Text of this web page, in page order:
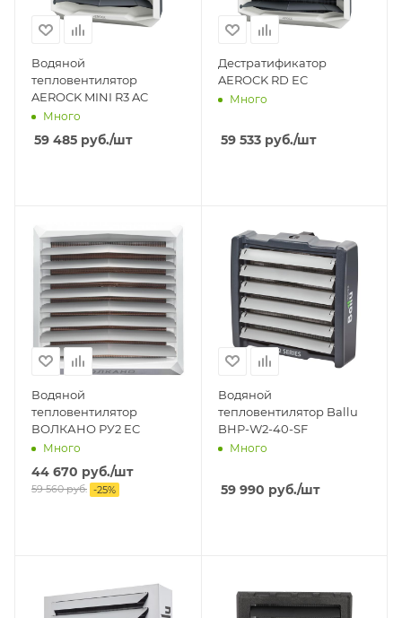
Водяной
тепловентилятор
AEROCK MINI R3 AC
Много
59 485 руб./шт
Дестратификатор
AEROCK RD EC
Много
59 533руб./шт
Водяной
тепловентилятор
ВОЛКАНО РУ2 EC
Много
44 670 руб./шт
59 560руб. -25%
Водяной
тепловентилятор Ballu
BHP-W2-40-SF
Много
59 990 руб./шт